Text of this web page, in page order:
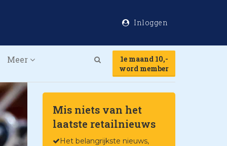
Inloggen
Meer
1e maand 10,-
word member
Mis niets van het
laatste retailnieuws
Het belangrijkste nieuws,